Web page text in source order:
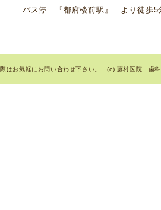
バス停 『都府楼前駅』 より徒歩5
際はお気軽にお問い合わせ下さい。 (c) 藤村医院 歯